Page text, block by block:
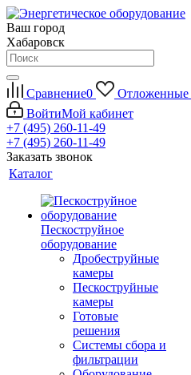
Ваш город
Хабаровск
Сравнение0 Отложенные
ВойтиМой кабинет
+7 (495) 260-11-49
+7 (495) 260-11-49
Заказать звонок
Каталог
Пескоструйное
оборудование
Дробеструйные
камеры
Пескоструйные
камеры
Готовые
решения
Системы сбора и
фильтрации